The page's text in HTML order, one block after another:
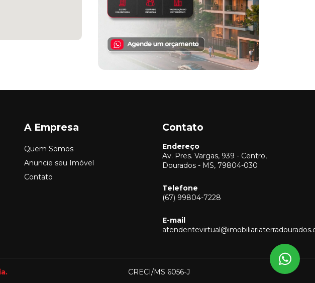
A Empresa
Quem Somos
Anuncie seu Imóvel
Contato
Contato
Endereço
Av. Pres. Vargas, 939 - Centro,
Dourados - MS, 79804-030
Telefone
(67) 99804-7228
E-mail
CRECI/MS 6056-J
Captação